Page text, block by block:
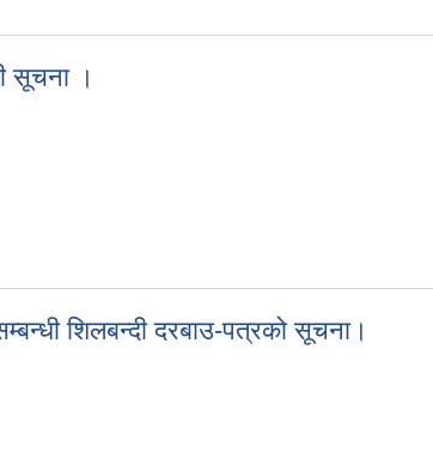
सूचना ।
शिलबन्दी दरबाउ-पत्रको सूचना।